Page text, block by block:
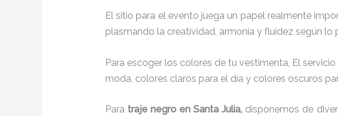
El sitio para el evento juega un papel realmente
plasmando la creatividad, armonía y fluidez según lo
Para escoger los colores de tu vestimenta, El servicio
moda, colores claros para el día y colores oscuros
Para traje negroen Santa Julia, disponemos de